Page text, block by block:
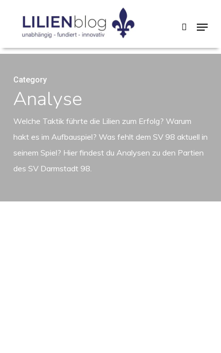
content
search
Menu
Category
Analyse
Welche Taktik führte die Lilien zum Erfolg? Warum
hakt es im Aufbauspiel? Was fehlt dem SV 98 aktuell in
seinem Spiel? Hier findest du Analysen zu den Partien
des SV Darmstadt 98.